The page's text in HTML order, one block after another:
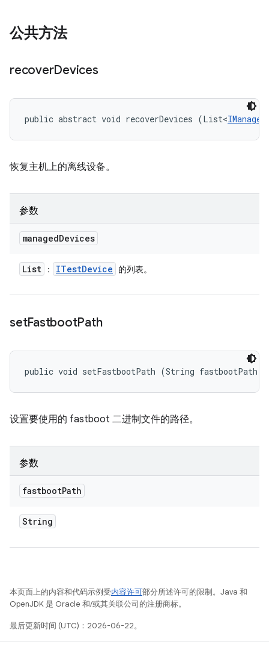
公共方法
recoverDevices
public abstract void recoverDevices (List<
恢复主机上的离线设备。
参数
managedDevices
List ： ITestDevice 的列表。
setFastbootPath
public void setFastbootPath (String fastbootPath)
设置要使用的 fastboot 二进制文件的路径。
参数
fastbootPath
String
本页面上的内容和代码示例受内容许可部分所述许可的限制。Java 和
OpenJDK 是 Oracle 和/或其关联公司的注册商标。
最后更新时间 (UTC)：2026-06-22。